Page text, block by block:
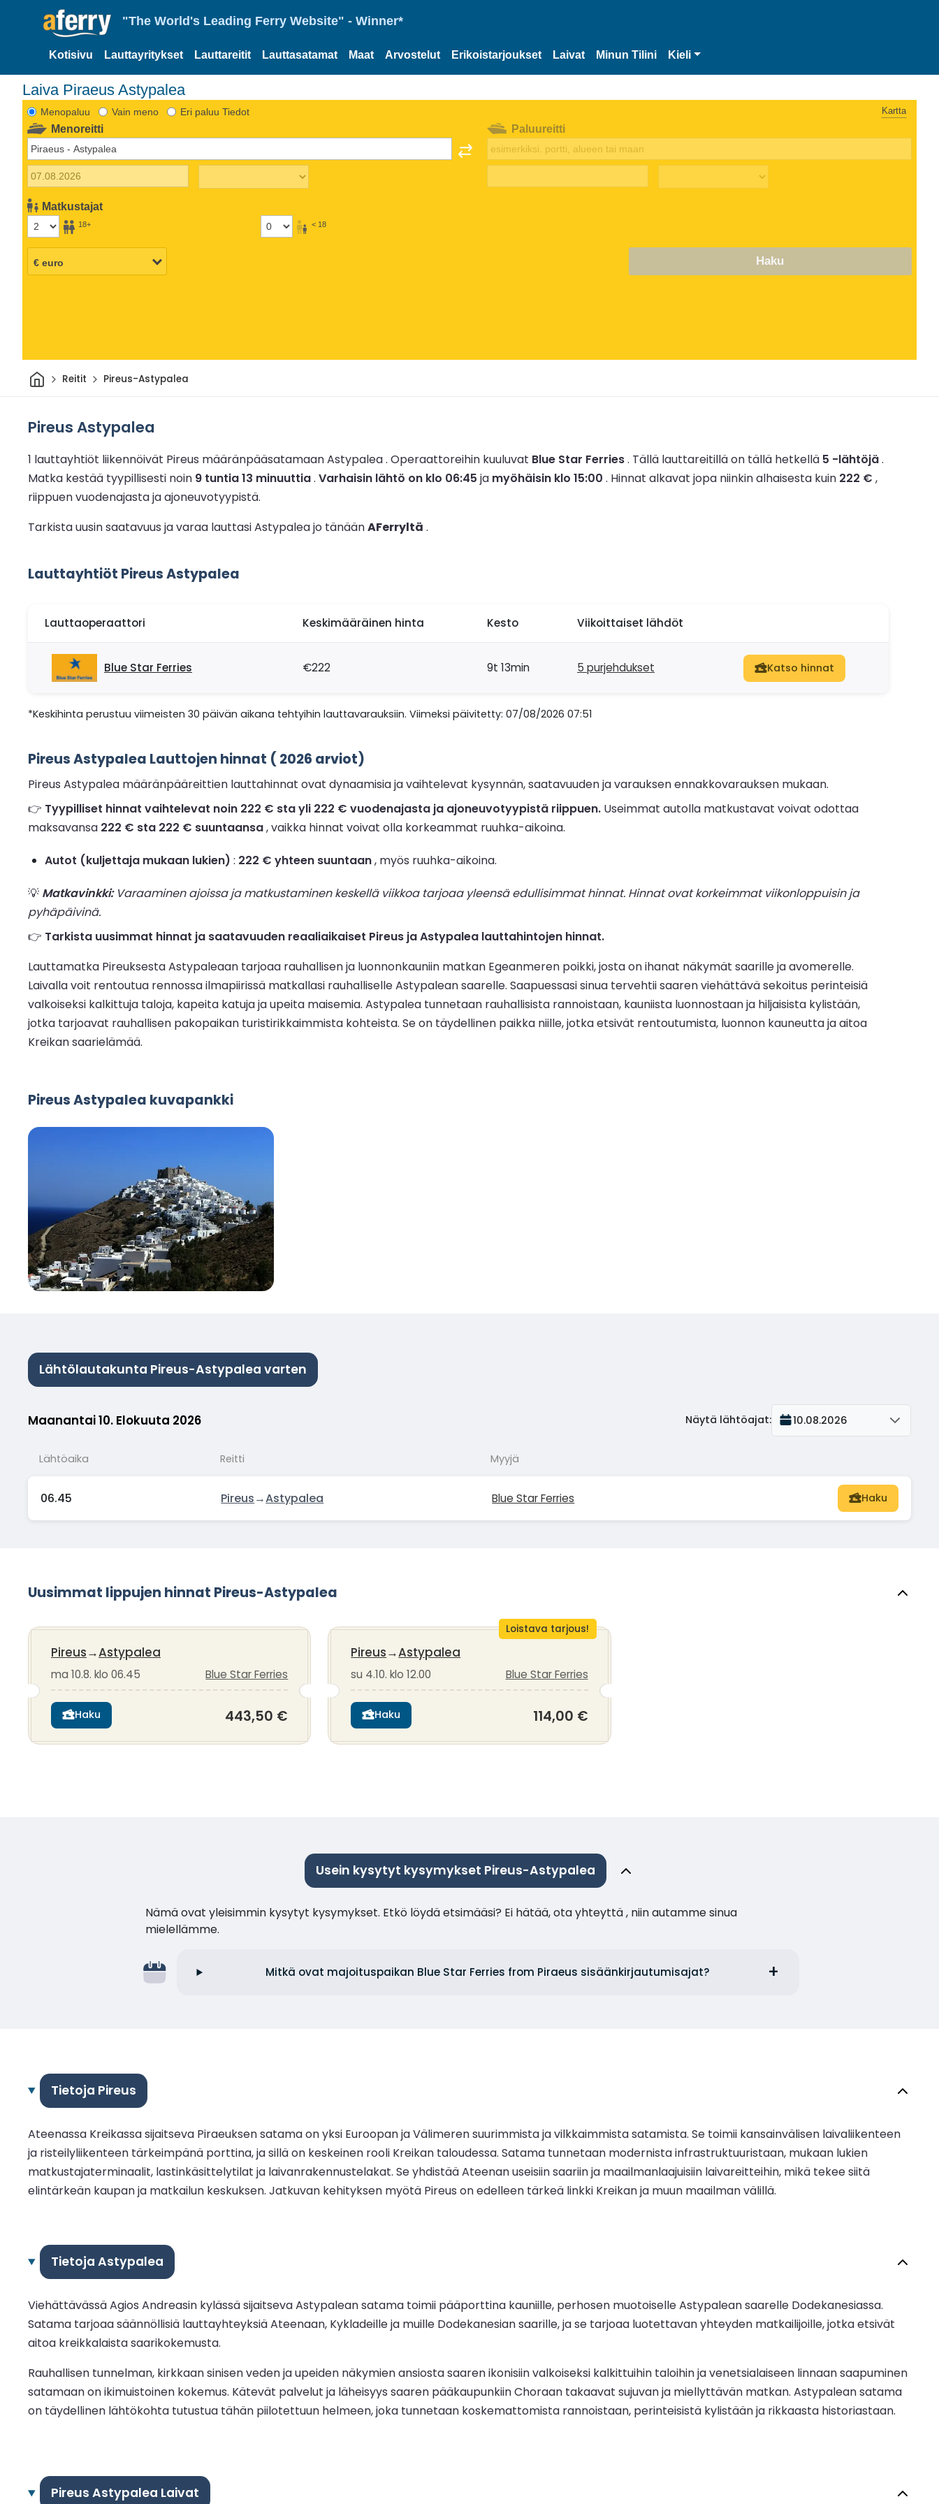
"The World's Leading Ferry Website" - Winner*
Kotisivu Lauttayritykset Lauttareitit Lauttasatamat Maat Arvostelut Erikoistarjoukset Laivat Minun Tilini Kieli
Laiva Piraeus Astypalea
Menopaluu Vain meno Eri paluu Tiedot Kartta
Menoreitti
Matkustajat
18+ < 18
Paluureitti
Haku
KotiinReitit Pireus-Astypalea
Pireus Astypalea
1 lauttayhtiöt liikennöivät Pireus määränpääsatamaan Astypalea . Operaattoreihin kuuluvat Blue Star Ferries. Tällä lauttareitillä on tällä hetkellä 5 -lähtöjä.
Matka kestää tyypillisesti noin 9 tuntia 13 minuuttia. Varhaisin lähtö on klo 06:45 ja myöhäisin klo 15:00 . Hinnat alkavat jopa niinkin alhaisesta kuin 222 € ,
riippuen vuodenajasta ja ajoneuvotyypistä.
Tarkista uusin saatavuus ja varaa lauttasi Astypalea jo tänäänAFerryltä .
Lauttayhtiöt Pireus Astypalea
Lauttaoperaattori Keskimääräinen hinta Kesto Viikoittaiset lähdöt
Blue Star Ferries €222 9t 13min 5 purjehdukset Katso hinnat
*Keskihinta perustuu viimeisten 30 päivän aikana tehtyihin lauttavarauksiin. Viimeksi päivitetty: 07/08/2026 07:51
Pireus Astypalea Lauttojen hinnat ( 2026 arviot)
Pireus Astypalea määränpääreittien lauttahinnat ovat dynaamisia ja vaihtelevat kysynnän, saatavuuden ja varauksen ennakkovarauksen mukaan.
👉 Tyypilliset hinnat vaihtelevat noin 222 € sta yli 222 € vuodenajasta ja ajoneuvotyypistä riippuen. Useimmat autolla matkustavat voivat odottaa
maksavansa 222 € sta 222 € suuntaansa, vaikka hinnat voivat olla korkeammat ruuhka-aikoina.
Autot (kuljettaja mukaan lukien) : 222 € yhteen suuntaan, myös ruuhka-aikoina.
💡 Matkavinkki:Varaaminen ajoissa ja matkustaminen keskellä viikkoa tarjoaa yleensä edullisimmat hinnat. Hinnat ovat korkeimmat viikonloppuisin ja
pyhäpäivinä.
👉 Tarkista uusimmat hinnat ja saatavuuden reaaliaikaiset Pireus ja Astypalea lauttahintojen hinnat.
Lauttamatka Pireuksesta Astypaleaan tarjoaa rauhallisen ja luonnonkauniin matkan Egeanmeren poikki, josta on ihanat näkymät saarille ja avomerelle.
Laivalla voit rentoutua rennossa ilmapiirissä matkallasi rauhalliselle Astypalean saarelle. Saapuessasi sinua tervehtii saaren viehättävä sekoitus perinteisiä
valkoiseksi kalkittuja taloja, kapeita katuja ja upeita maisemia. Astypalea tunnetaan rauhallisista rannoistaan, kauniista luonnostaan ja hiljaisista kylistään,
jotka tarjoavat rauhallisen pakopaikan turistirikkaimmista kohteista. Se on täydellinen paikka niille, jotka etsivät rentoutumista, luonnon kauneutta ja aitoa
Kreikan saarielämää.
Pireus Astypalea kuvapankki
Lähtölautakunta Pireus-Astypalea varten
Maanantai 10. Elokuuta 2026 Näytä lähtöajat: 10.08.2026
Lähtöaika Reitti Myyjä
06.45 Pireus→Astypalea Blue Star Ferries Haku
Uusimmat lippujen hinnat Pireus-Astypalea
Pireus→Astypalea
ma 10.8. klo 06.45 Blue Star Ferries
Haku 443,50 €
Loistava tarjous!
Pireus→Astypalea
su 4.10. klo 12.00 Blue Star Ferries
Haku 114,00 €
Usein kysytyt kysymykset Pireus-Astypalea
Nämä ovat yleisimmin kysytyt kysymykset. Etkö löydä etsimääsi? Ei hätää, ota yhteyttä , niin autamme sinua
mielellämme.
Mitkä ovat majoituspaikan Blue Star Ferries from Piraeus sisäänkirjautumisajat?
Tietoja Pireus
Ateenassa Kreikassa sijaitseva Piraeuksen satama on yksi Euroopan ja Välimeren suurimmista ja vilkkaimmista satamista. Se toimii kansainvälisen laivaliikenteen
ja risteilyliikenteen tärkeimpänä porttina, ja sillä on keskeinen rooli Kreikan taloudessa. Satama tunnetaan modernista infrastruktuuristaan, mukaan lukien
matkustajaterminaalit, lastinkäsittelytilat ja laivanrakennustelakat. Se yhdistää Ateenan useisiin saariin ja maailmanlaajuisiin laivareitteihin, mikä tekee siitä
elintärkeän kaupan ja matkailun keskuksen. Jatkuvan kehityksen myötä Pireus on edelleen tärkeä linkki Kreikan ja muun maailman välillä.
Tietoja Astypalea
Viehättävässä Agios Andreasin kylässä sijaitseva Astypalean satama toimii pääporttina kauniille, perhosen muotoiselle Astypalean saarelle Dodekanesiassa.
Satama tarjoaa säännöllisiä lauttayhteyksiä Ateenaan, Kykladeille ja muille Dodekanesian saarille, ja se tarjoaa luotettavan yhteyden matkailijoille, jotka etsivät
aitoa kreikkalaista saarikokemusta.
Rauhallisen tunnelman, kirkkaan sinisen veden ja upeiden näkymien ansiosta saaren ikonisiin valkoiseksi kalkittuihin taloihin ja venetsialaiseen linnaan saapuminen
satamaan on ikimuistoinen kokemus. Kätevät palvelut ja läheisyys saaren pääkaupunkiin Choraan takaavat sujuvan ja miellyttävän matkan. Astypalean satama
on täydellinen lähtökohta tutustua tähän piilotettuun helmeen, joka tunnetaan koskemattomista rannoistaan, perinteisistä kylistään ja rikkaasta historiastaan.
Pireus Astypalea Laivat